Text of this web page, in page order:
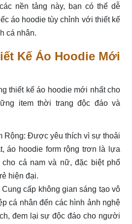
nền tảng này, bạn có thể dễ
áo hoodie tùy chỉnh với thiết kế
cá nhân.
Kế Áo Hoodie Mới
thiết kế áo hoodie mới nhất cho
item thời trang độc đáo và
Rộng: Được yêu thích vì sự thoải
áo hoodie form rộng trơn là lựa
cho cả nam và nữ, đặc biệt phổ
hiện đại.
cấp không gian sáng tạo vô
cá nhân đến các hình ảnh nghệ
đem lại sự độc đáo cho người